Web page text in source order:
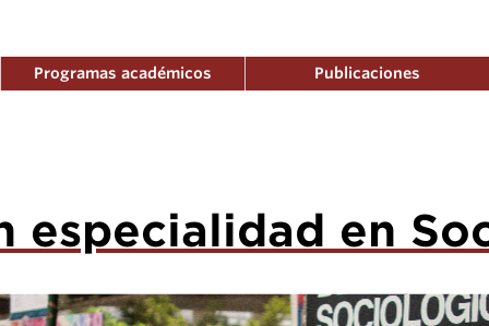
Programas académicos Publicaciones
especialidad en